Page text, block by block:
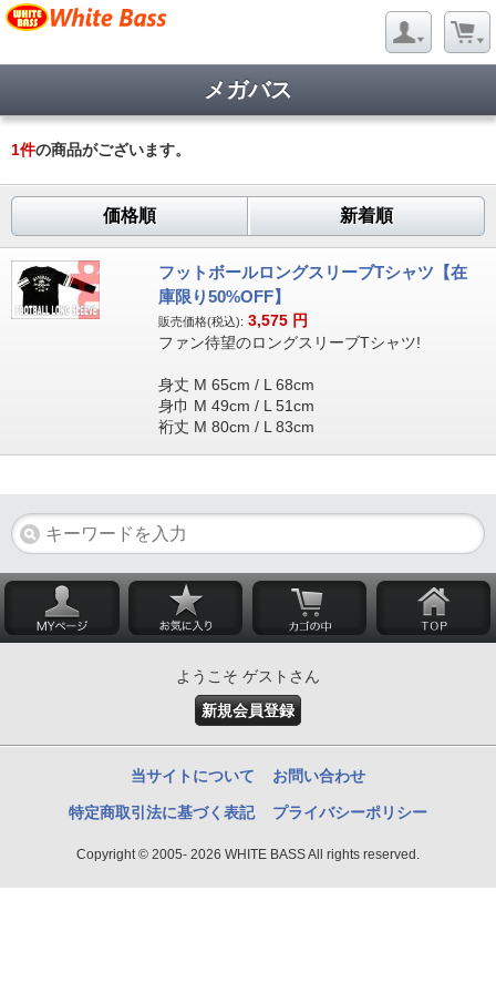
メガバス
1件の商品がございます。
価格順 新着順
フットボールロングスリーブTシャツ【在
庫限り50%OFF】
販売価格(税込): 3,575 円
ファン待望のロングスリーブTシャツ!
身丈 M 65cm / L 68cm
身巾 M 49cm / L 51cm
裄丈 M 80cm / L 83cm
ようこそ ゲストさん
新規会員登録
当サイトについて お問い合わせ
特定商取引法に基づく表記 プライバシーポリシー
Copyright © 2005- 2026 WHITE BASS All rights reserved.